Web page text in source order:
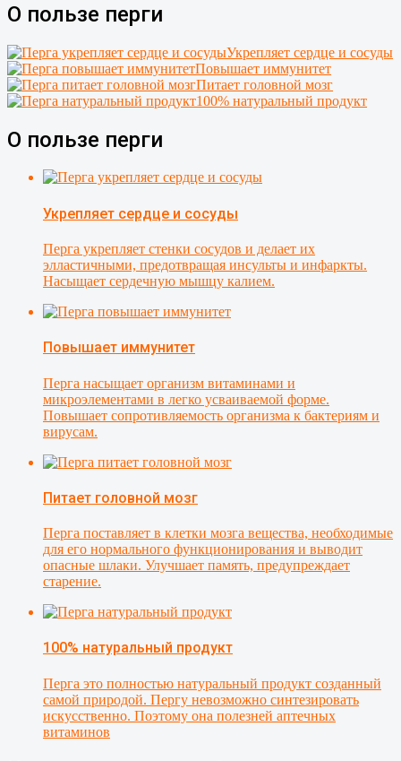
О пользе перги
Укрепляет сердце и сосуды
Повышает иммунитет
Питает головной мозг
100% натуральный продукт
О пользе перги
Укрепляет сердце и сосуды
Перга укрепляет стенки сосудов и делает их
элластичными, предотвращая инсульты и инфаркты.
Насыщает сердечную мышцу калием.
Повышает иммунитет
Перга насыщает организм витаминами и
микроэлементами в легко усваиваемой форме.
Повышает сопротивляемость организма к бактериям и
вирусам.
Питает головной мозг
Перга поставляет в клетки мозга вещества, необходимые
для его нормального функционирования и выводит
опасные шлаки. Улучшает память, предупреждает
старение.
100% натуральный продукт
Перга это полностью натуральный продукт созданный
самой природой. Пергу невозможно синтезировать
искусственно. Поэтому она полезней аптечных
витаминов